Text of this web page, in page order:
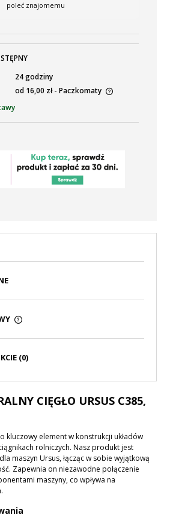
poleć znajomemu
24 godziny
od 16,00 zł - Paczkomaty
kosztów płatności
(0)
CIĘGŁO URSUS C385,
kluczowy element w konstrukcji układów
rolniczych. Nasz produkt jest
maszyn Ursus, łącząc w sobie wyjątkową
Zapewnia on niezawodne połączenie
maszyny, co wpływa na